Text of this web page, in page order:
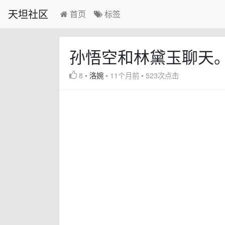
天坦社区 首页 标签
孙悟空和林黛玉聊天
8 •洛婉 • 11个月前 •523次点击